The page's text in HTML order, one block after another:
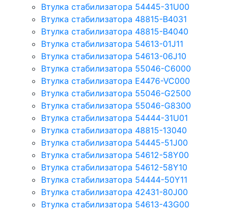
Втулка стабилизатора 54445-31U00
Втулка стабилизатора 48815-B4031
Втулка стабилизатора 48815-B4040
Втулка стабилизатора 54613-01J11
Втулка стабилизатора 54613-06J10
Втулка стабилизатора 55046-C6000
Втулка стабилизатора E4476-VC000
Втулка стабилизатора 55046-G2500
Втулка стабилизатора 55046-G8300
Втулка стабилизатора 54444-31U01
Втулка стабилизатора 48815-13040
Втулка стабилизатора 54445-51J00
Втулка стабилизатора 54612-58Y00
Втулка стабилизатора 54612-58Y10
Втулка стабилизатора 54444-50Y11
Втулка стабилизатора 42431-80J00
Втулка стабилизатора 54613-43G00